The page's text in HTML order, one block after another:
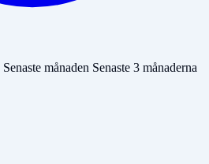
Senaste månaden Senaste 3 månaderna